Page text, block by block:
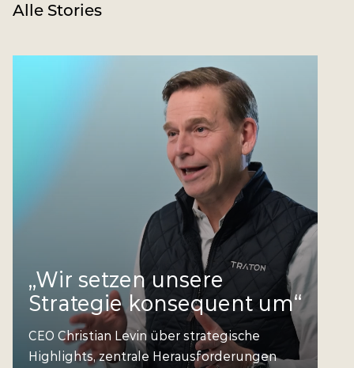
Alle Stories
„Wir setzen unsere
Strategie konsequent um“
CEO Christian Levin über strategische
Highlights, zentrale Herausforderungen